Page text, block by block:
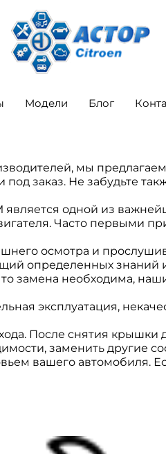
Модели Блог
мы
заказ. Не забудьте
одной из
Часто первыми
осмотра и
определенных знаний
замена необходима,
эксплуатация,
После снятия крышки
заменить другие
вашего автомобиля.